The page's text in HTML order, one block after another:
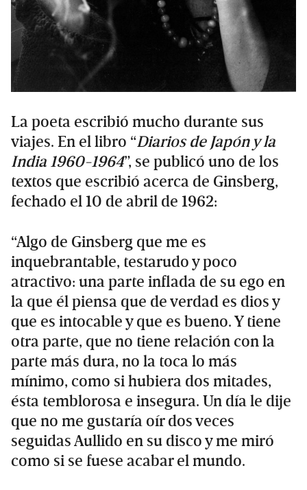
La poeta escribió mucho durante sus
viajes. En el libro “Diarios de Japón y la
India 1960-1964”, se publicó uno de los
textos que escribió acerca de Ginsberg,
fechado el 10 de abril de 1962:
“Algo de Ginsberg que me es
inquebrantable, testarudo y poco
atractivo: una parte inflada de su ego en
la que él piensa que de verdad es dios y
que es intocable y que es bueno. Y tiene
otra parte, que no tiene relación con la
parte más dura, no la toca lo más
mínimo, como si hubiera dos mitades,
ésta temblorosa e insegura. Un día le dije
que no me gustaría oír dos veces
seguidas Aullido en su disco y me miró
como si se fuese acabar el mundo.